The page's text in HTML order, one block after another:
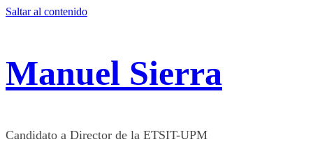
Saltar al contenido
Manuel Sierra
Candidato a Director de la ETSIT-UPM